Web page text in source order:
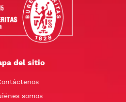
del sitio
somos